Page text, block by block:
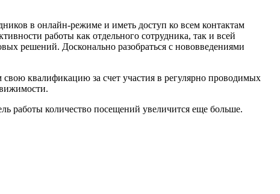
в онлайн-режиме и иметь доступ ко всем контактам
работы как отдельного сотрудника, так и всей
решений. Досконально разобраться с нововведениями
квалификацию за счет участия в регулярно проводимых
работы количество посещений увеличится еще больше.